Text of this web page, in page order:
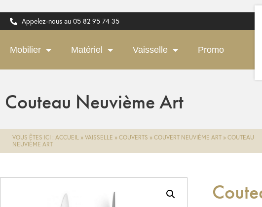
Appelez-nous au 05 82 95 74 35
Mobilier Matériel Vaisselle Promo
Couteau Neuvième Art
VOUS ÊTES ICI : ACCUEIL » VAISSELLE » COUVERTS » COUVERT NEUVIÈME ART » COUTEAU
NEUVIÈME ART